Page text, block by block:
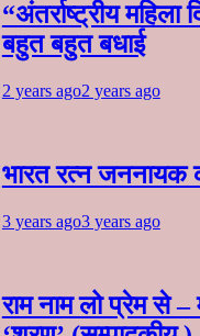
“अंतर्राष्ट्रीय महिला
बहुत बहुत बधाई
2 years ago2 years ago
भारत रत्न जननायक
3 years ago3 years ago
राम नाम लो प्रेम से –